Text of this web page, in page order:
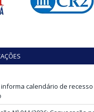
calendário de recesso